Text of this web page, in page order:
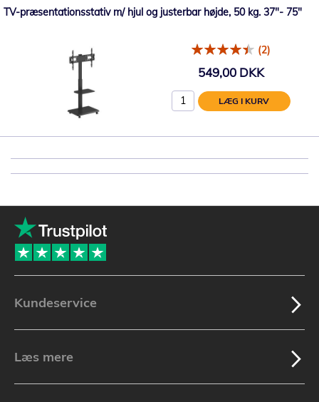
TV-præsentationsstativ m/ hjul og justerbar højde, 50 kg. 37"- 75"
(2)
549,00 DKK
LÆG I KURV
Kundeservice
Læs mere